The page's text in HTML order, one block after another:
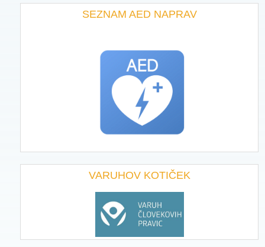
SEZNAM AED NAPRAV
VARUHOV KOTIČEK